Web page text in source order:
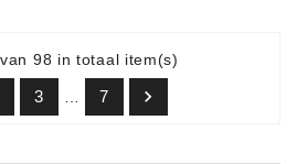
98 in totaal item(s)
3 7 